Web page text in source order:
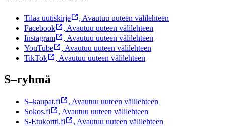
Tilaa uutiskirje , Avautuu uuteen välilehteen
Facebook
, Avautuu uuteen välilehteen
Instagram
, Avautuu uuteen välilehteen
YouTube
, Avautuu uuteen välilehteen
TikTok
, Avautuu uuteen välilehteen
S–ryhmä
S–kaupat.fi , Avautuu uuteen välilehteen
Sokos.fi
, Avautuu uuteen välilehteen
S-Etukortti.fi
, Avautuu uuteen välilehteen